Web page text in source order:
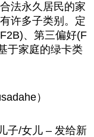
法永久居民的家
许多子类别。定
、第三偏好(F
于家庭的绿卡类
）
子/女儿 – 发给新